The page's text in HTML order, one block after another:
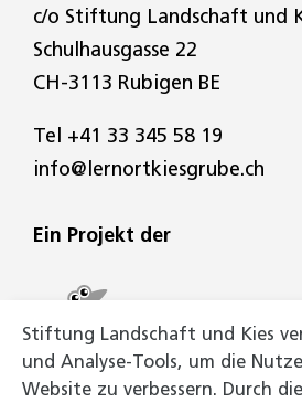
c/o Stiftung Landschaft und
Schulhausgasse 22
CH-3113 Rubigen BE
Tel +41 33 345 58 19
info@lernortkiesgrube.ch
Ein Projekt der
Stiftung Landschaft und Kies
und Analyse-Tools, um die
Website zu verbessern. Durch